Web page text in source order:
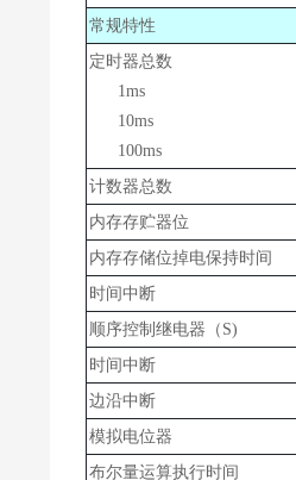
常规特性
定时器总数
1ms
10ms
100ms
计数器总数
内存存贮器位
内存存储位掉电保持时间
时间中断
顺序控制继电器（S)
时间中断
边沿中断
模拟电位器
布尔量运算执行时间